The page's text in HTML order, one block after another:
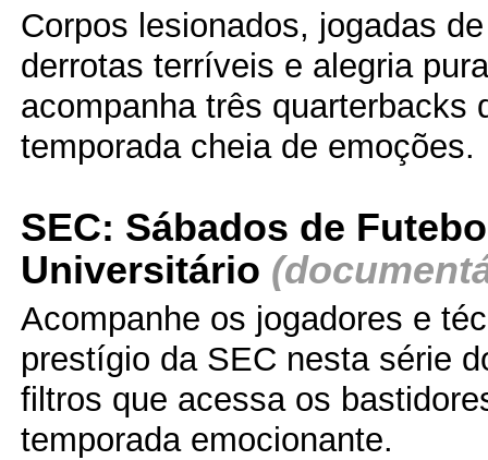
Corpos lesionados, jogadas
derrotas terríveis e alegria
acompanha três quarterbacks
temporada cheia de emoções.
SEC: Sábados de
Universitário
Acompanhe os jogadores e
prestígio da SEC nesta série
filtros que acessa os
temporada emocionante.